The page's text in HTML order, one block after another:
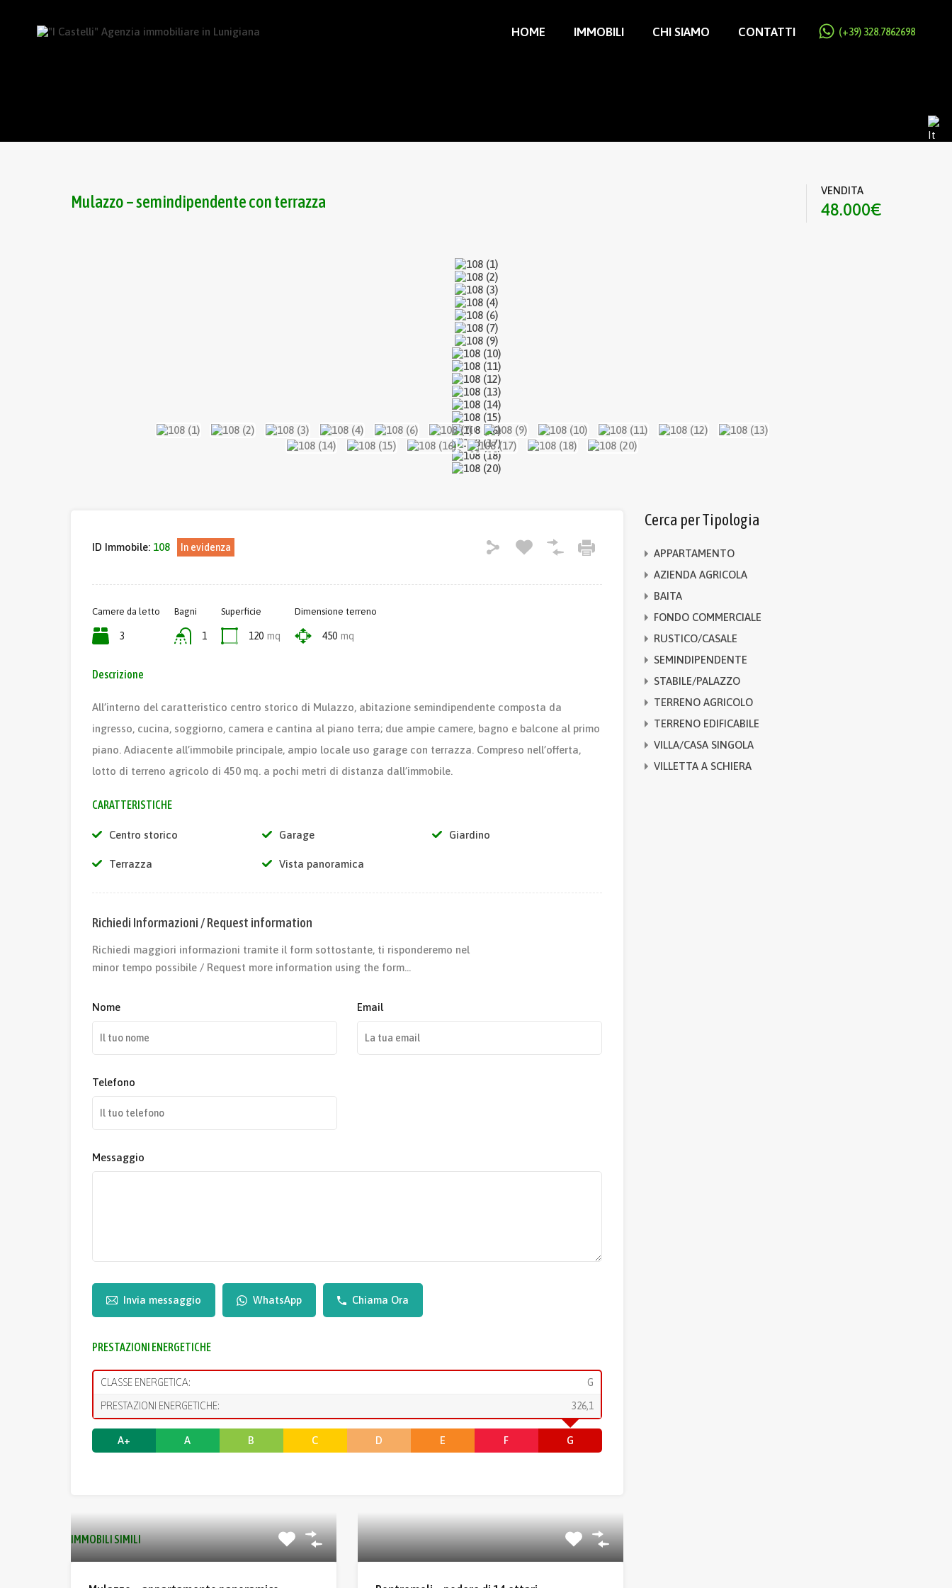
HOME IMMOBILI CHI SIAMO CONTATTI (+39) 328.7862698
Mulazzo – semindipendente con terrazza
VENDITA
48.000€
ID Immobile: 108 In evidenza
Camere da letto
3
Bagni
1
Superficie
120 mq
Dimensione terreno
450 mq
Descrizione
All’interno del caratteristico centro storico di Mulazzo, abitazione semindipendente composta da
ingresso, cucina, soggiorno, camera e cantina al piano terra; due ampie camere, bagno e balcone al primo
piano. Adiacente all’immobile principale, ampio locale uso garage con terrazza. Compreso nell’offerta,
lotto di terreno agricolo di 450 mq. a pochi metri di distanza dall’immobile.
CARATTERISTICHE
Centro storico Garage Giardino
Terrazza Vista panoramica
Richiedi Informazioni / Request information
Richiedi maggiori informazioni tramite il form sottostante, ti risponderemo nel
minor tempo possibile / Request more information using the form…
Nome Email
Telefono
Messaggio
Invia messaggio WhatsApp Chiama Ora
PRESTAZIONI ENERGETICHE
CLASSE ENERGETICA: G
PRESTAZIONI ENERGETICHE: 326,1
A+ A B C D E F G
IMMOBILI SIMILI
Cerca per Tipologia
APPARTAMENTO
AZIENDA AGRICOLA
BAITA
FONDO COMMERCIALE
RUSTICO/CASALE
SEMINDIPENDENTE
STABILE/PALAZZO
TERRENO AGRICOLO
TERRENO EDIFICABILE
VILLA/CASA SINGOLA
VILLETTA A SCHIERA